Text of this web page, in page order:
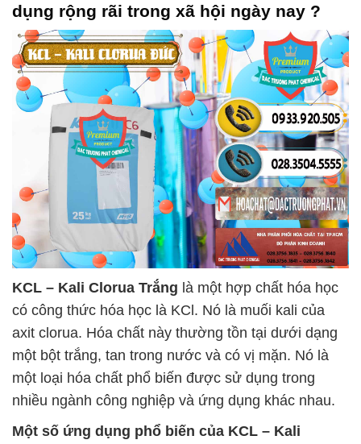
dụng rộng rãi trong xã hội ngày nay ?
KCL – Kali Clorua Trắng là một hợp chất hóa học
có công thức hóa học là KCl. Nó là muối kali của
axit clorua. Hóa chất này thường tồn tại dưới dạng
một bột trắng, tan trong nước và có vị mặn. Nó là
một loại hóa chất phổ biến được sử dụng trong
nhiều ngành công nghiệp và ứng dụng khác nhau.
Một số ứng dụng phổ biến của KCL – Kali